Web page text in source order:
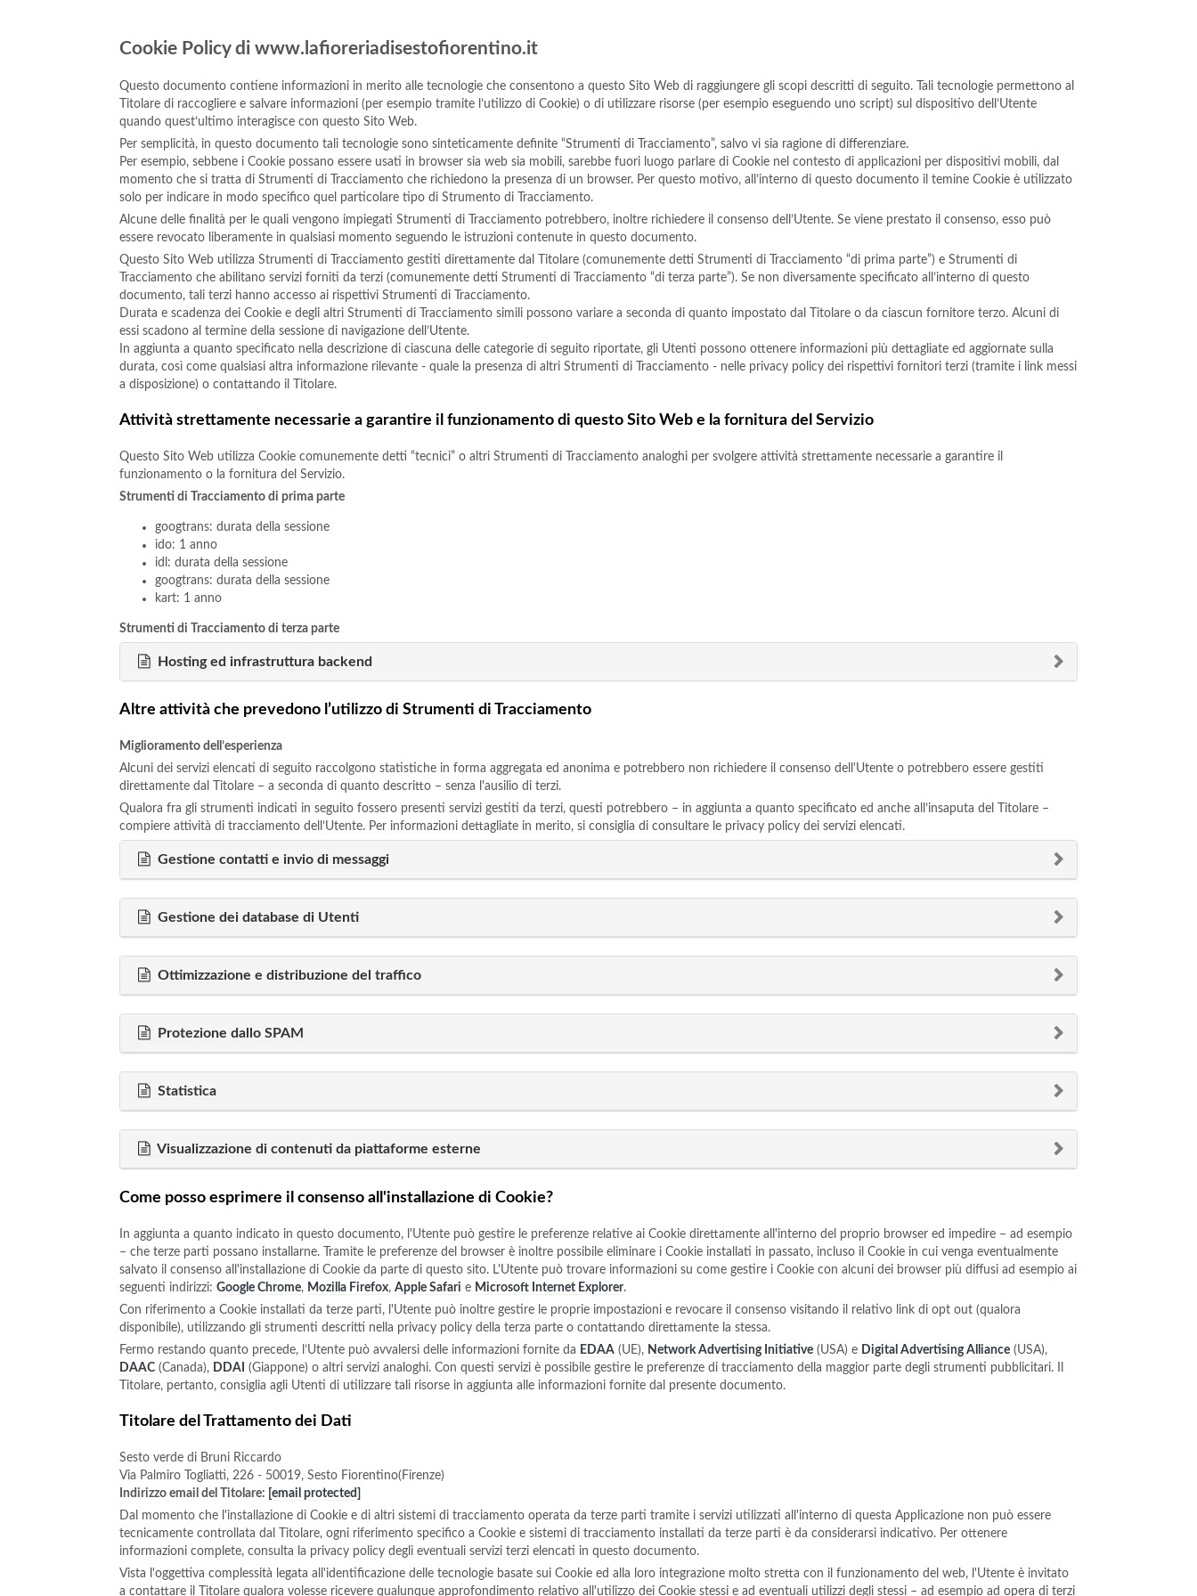
Cookie Policy di www.lafioreriadisestofiorentino.it
Questo documento contiene informazioni in merito alle tecnologie che consentono a questo Sito Web di raggiungere gli scopi descritti di seguito. Tali tecnologie permettono al
Titolare di raccogliere e salvare informazioni (per esempio tramite l’utilizzo di Cookie) o di utilizzare risorse (per esempio eseguendo uno script) sul dispositivo dell’Utente
quando quest’ultimo interagisce con questo Sito Web.
Per semplicità, in questo documento tali tecnologie sono sinteticamente definite “Strumenti di Tracciamento”, salvo vi sia ragione di differenziare.
Per esempio, sebbene i Cookie possano essere usati in browser sia web sia mobili, sarebbe fuori luogo parlare di Cookie nel contesto di applicazioni per dispositivi mobili, dal
momento che si tratta di Strumenti di Tracciamento che richiedono la presenza di un browser. Per questo motivo, all’interno di questo documento il temine Cookie è utilizzato
solo per indicare in modo specifico quel particolare tipo di Strumento di Tracciamento.
Alcune delle finalità per le quali vengono impiegati Strumenti di Tracciamento potrebbero, inoltre richiedere il consenso dell’Utente. Se viene prestato il consenso, esso può
essere revocato liberamente in qualsiasi momento seguendo le istruzioni contenute in questo documento.
Questo Sito Web utilizza Strumenti di Tracciamento gestiti direttamente dal Titolare (comunemente detti Strumenti di Tracciamento “di prima parte”) e Strumenti di
Tracciamento che abilitano servizi forniti da terzi (comunemente detti Strumenti di Tracciamento “di terza parte”). Se non diversamente specificato all’interno di questo
documento, tali terzi hanno accesso ai rispettivi Strumenti di Tracciamento.
Durata e scadenza dei Cookie e degli altri Strumenti di Tracciamento simili possono variare a seconda di quanto impostato dal Titolare o da ciascun fornitore terzo. Alcuni di
essi scadono al termine della sessione di navigazione dell’Utente.
In aggiunta a quanto specificato nella descrizione di ciascuna delle categorie di seguito riportate, gli Utenti possono ottenere informazioni più dettagliate ed aggiornate sulla
durata, così come qualsiasi altra informazione rilevante - quale la presenza di altri Strumenti di Tracciamento - nelle privacy policy dei rispettivi fornitori terzi (tramite i link messi
a disposizione) o contattando il Titolare.
Attività strettamente necessarie a garantire il funzionamento di questo Sito Web e la fornitura del Servizio
Questo Sito Web utilizza Cookie comunemente detti “tecnici” o altri Strumenti di Tracciamento analoghi per svolgere attività strettamente necessarie a garantire il
funzionamento o la fornitura del Servizio.
Strumenti di Tracciamento di prima parte
googtrans: durata della sessione
ido: 1 anno
idl: durata della sessione
googtrans: durata della sessione
kart: 1 anno
Strumenti di Tracciamento di terza parte
Hosting ed infrastruttura backend
Altre attività che prevedono l’utilizzo di Strumenti di Tracciamento
Miglioramento dell’esperienza
Alcuni dei servizi elencati di seguito raccolgono statistiche in forma aggregata ed anonima e potrebbero non richiedere il consenso dell'Utente o potrebbero essere gestiti
direttamente dal Titolare – a seconda di quanto descritto – senza l'ausilio di terzi.
Qualora fra gli strumenti indicati in seguito fossero presenti servizi gestiti da terzi, questi potrebbero – in aggiunta a quanto specificato ed anche all’insaputa del Titolare –
compiere attività di tracciamento dell’Utente. Per informazioni dettagliate in merito, si consiglia di consultare le privacy policy dei servizi elencati.
Gestione contatti e invio di messaggi
Gestione dei database di Utenti
Ottimizzazione e distribuzione del traffico
Protezione dallo SPAM
Statistica
Visualizzazione di contenuti da piattaforme esterne
Come posso esprimere il consenso all'installazione di Cookie?
In aggiunta a quanto indicato in questo documento, l'Utente può gestire le preferenze relative ai Cookie direttamente all'interno del proprio browser ed impedire – ad esempio
– che terze parti possano installarne. Tramite le preferenze del browser è inoltre possibile eliminare i Cookie installati in passato, incluso il Cookie in cui venga eventualmente
salvato il consenso all'installazione di Cookie da parte di questo sito. L'Utente può trovare informazioni su come gestire i Cookie con alcuni dei browser più diffusi ad esempio ai
seguenti indirizzi:Google Chrome, Mozilla Firefox,Apple Safari e Microsoft Internet Explorer.
Con riferimento a Cookie installati da terze parti, l'Utente può inoltre gestire le proprie impostazioni e revocare il consenso visitando il relativo link di opt out (qualora
disponibile), utilizzando gli strumenti descritti nella privacy policy della terza parte o contattando direttamente la stessa.
Fermo restando quanto precede, l’Utente può avvalersi delle informazioni fornite da EDAA (UE), Network Advertising Initiative (USA) e Digital Advertising Alliance (USA),
DAAC (Canada), DDAI (Giappone) o altri servizi analoghi. Con questi servizi è possibile gestire le preferenze di tracciamento della maggior parte degli strumenti pubblicitari. Il
Titolare, pertanto, consiglia agli Utenti di utilizzare tali risorse in aggiunta alle informazioni fornite dal presente documento.
Titolare del Trattamento dei Dati
Sesto verde di Bruni Riccardo
Via Palmiro Togliatti, 226 - 50019, Sesto Fiorentino(Firenze)
Indirizzo email del Titolare: [email protected]
Dal momento che l'installazione di Cookie e di altri sistemi di tracciamento operata da terze parti tramite i servizi utilizzati all'interno di questa Applicazione non può essere
tecnicamente controllata dal Titolare, ogni riferimento specifico a Cookie e sistemi di tracciamento installati da terze parti è da considerarsi indicativo. Per ottenere
informazioni complete, consulta la privacy policy degli eventuali servizi terzi elencati in questo documento.
Vista l'oggettiva complessità legata all'identificazione delle tecnologie basate sui Cookie ed alla loro integrazione molto stretta con il funzionamento del web, l'Utente è invitato
a contattare il Titolare qualora volesse ricevere qualunque approfondimento relativo all'utilizzo dei Cookie stessi e ad eventuali utilizzi degli stessi – ad esempio ad opera di terzi